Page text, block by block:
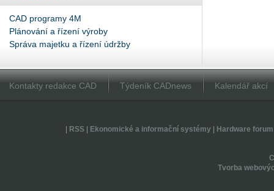
CAD programy 4M
Plánování a řízení výroby
Správa majetku a řízení údržby
Kontakty redakce CAD Týdeník CADnews Kalendář akcí
RSS| Ekonomické a informační systémy| Hardware forum
Tvorba